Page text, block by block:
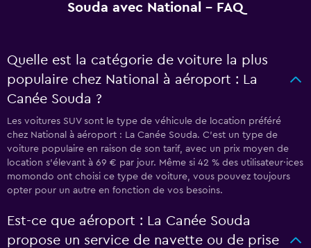
Souda avec National - FAQ
Quelle est la catégorie de voiture la plus
populaire chez National à aéroport : La
Canée Souda ?
Les voitures SUV sont le type de véhicule de location préféré
chez National à aéroport : La Canée Souda. C'est un type de
voiture populaire en raison de son tarif, avec un prix moyen de
location s'élevant à 69 € par jour. Même si 42 % des utilisateur·ices
momondo ont choisi ce type de voiture, vous pouvez toujours
opter pour un autre en fonction de vos besoins.
Est-ce que aéroport : La Canée Souda
propose un service de navette ou de prise